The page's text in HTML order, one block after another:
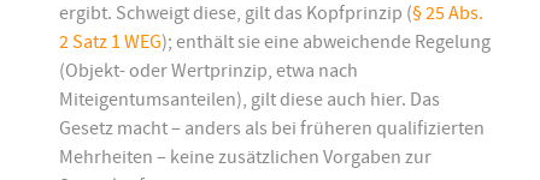
ergibt. Schweigt diese, gilt das Kopfprinzip (§ 25 Abs.
2 Satz 1 WEG); enthält sie eine abweichende Regelung
(Objekt- oder Wertprinzip, etwa nach
Miteigentumsanteilen), gilt diese auch hier. Das
Gesetz macht – anders als bei früheren qualifizierten
Mehrheiten – keine zusätzlichen Vorgaben zur